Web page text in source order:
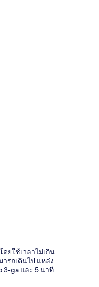
ดยใช้เวลาไม่เกิน
ารถเดินไป แหล่ง
3-ga และ 5 นาที